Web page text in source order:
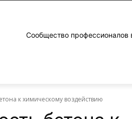
Сообщество профессионалов
к химическому воздействию